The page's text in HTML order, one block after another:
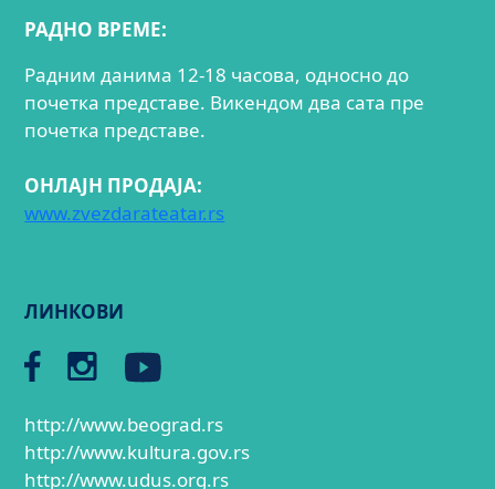
РАДНО ВРЕМЕ:
Радним данима 12-18 часова, односно до
почетка представе. Викендом два сата пре
почетка представе.
ОНЛАЈН ПРОДАЈА:
www.zvezdarateatar.rs
ЛИНКОВИ
http://www.beograd.rs
http://www.kultura.gov.rs
http://www.udus.org.rs